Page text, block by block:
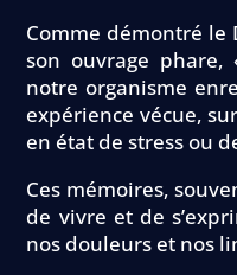
Comme démontré le
son ouvrage phare,
notre organisme
expérience vécue,
en état de stress ou
Ces mémoires,
de vivre et de
nos douleurs et nos